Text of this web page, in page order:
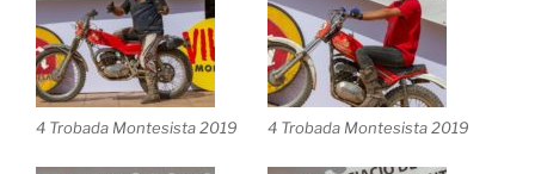
4 Trobada Montesista 2019 4 Trobada Montesista 2019